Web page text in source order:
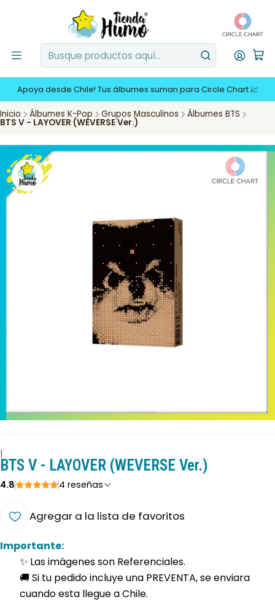
Apoya desde Chile! Tus álbumes suman para Circle Chart 📈
Inicio Álbumes K-Pop Grupos Masculinos Álbumes BTS
BTS V - LAYOVER (WEVERSE Ver.)
|
BTS V - LAYOVER (WEVERSE Ver.)
4.8 4 reseñas
Agregar a la lista de favoritos
Importante:
✨ Las imágenes son Referenciales.
🚚 Si tu pedido incluye una PREVENTA, se enviara
cuando esta llegue a Chile.